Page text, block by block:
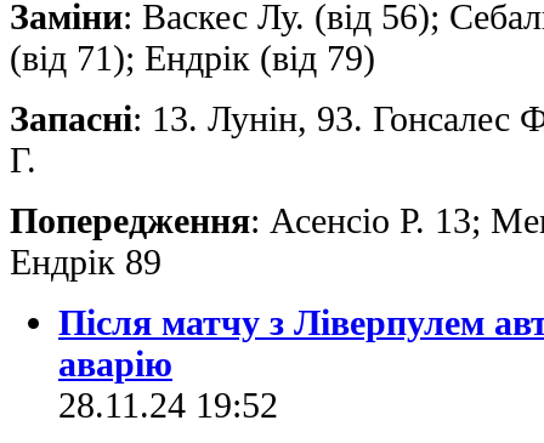
Заміни: Васкес Лу. (від 56);
(від 71); Ендрік (від 79)
Запасні: 13. Лунін, 93. Гонсалес
Г.
Попередження: Асенсіо Р. 13;
Ендрік 89
Після матчу з Ліверпулем
аварію
28.11.24 19:52